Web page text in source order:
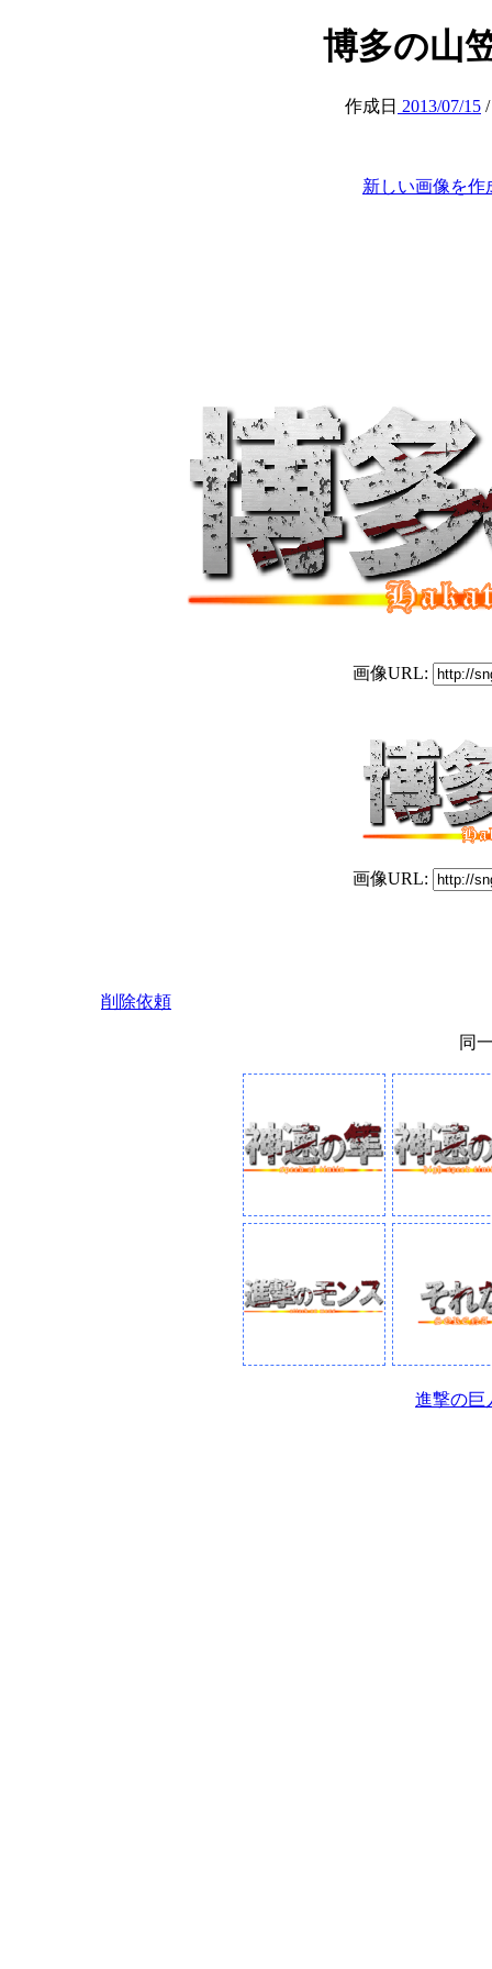
博多の山
作成日 2013/07/15
新しい画像を作
画像URL:
画像URL:
削除依頼
同
進撃の巨